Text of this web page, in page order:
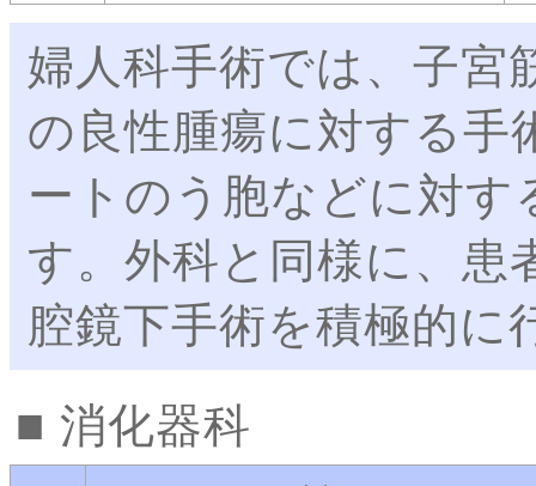
婦人科手術では、子宮
の良性腫瘍に対する手
ートのう胞などに対
す。外科と同様に、患
腔鏡下手術を積極的に
消化器科